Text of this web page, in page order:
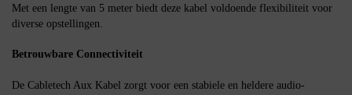
Met een lengte van 5 meter biedt deze kabel voldoende flexibiliteit voor
diverse opstellingen.
Betrouwbare Connectiviteit
De Cabletech Aux Kabel zorgt voor een stabiele en heldere audio-